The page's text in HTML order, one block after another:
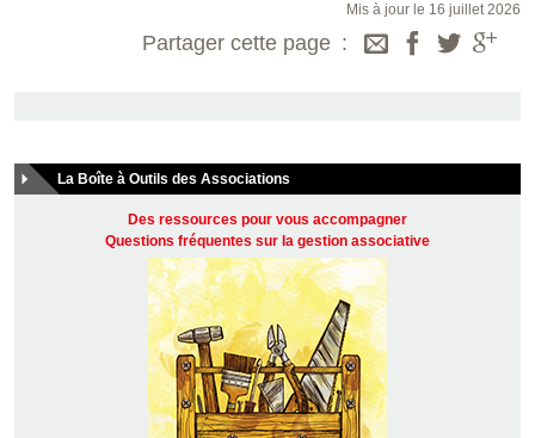
Mis à jour le 16 juillet 2026
Partager cette page
La Boîte à Outils des Associations
Des ressources pour vous accompagner
Questions fréquentes sur la gestion associative